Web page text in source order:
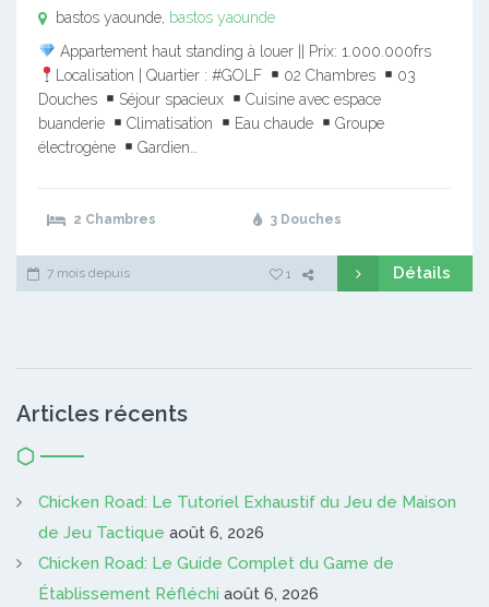
bastos yaounde, bastos yaounde
Appartement haut standing à louer || Prix: 1.000.000frs
Localisation | Quartier : #GOLF
02 Chambres
03
Douches
Séjour spacieux
Cuisine avec espace
buanderie
Climatisation Eau chaude
Groupe
électrogène
Gardien…
2 Chambres 3 Douches
7 mois depuis 1 Détails
Articles récents
Chicken Road: Le Tutoriel Exhaustif du Jeu de Maison
de Jeu Tactique août 6, 2026
Chicken Road: Le Guide Complet du Game de
Établissement Réfléchi août 6, 2026